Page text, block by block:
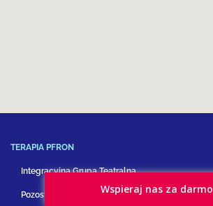
TERAPIA PFRON
Integracyjna Grupa Teatralna
Pozostałe formy terapiiWspieraj nas za darmo